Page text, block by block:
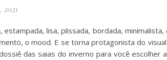
2021
lisa, plissada, bordada,
o mood. E se torna protagonista do
das saias do inverno para você escolher